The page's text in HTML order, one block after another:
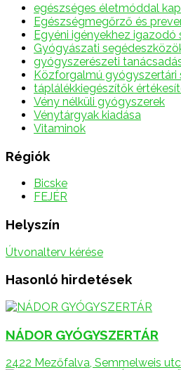
egészséges életmóddal
Egészségmegőrző és
Egyéni igényekhez
Gyógyászati
gyógyszerészeti
Közforgalmú
táplálékkiegészítők
Vény nélküli gyógyszerek
Vénytárgyak kiadása
Vitaminok
Régiók
Bicske
FEJÉR
Helyszín
Útvonalterv kérése
Hasonló hirdetések
NÁDOR GYÓGYSZERTÁR
2422 Mezőfalva, Semmelweis